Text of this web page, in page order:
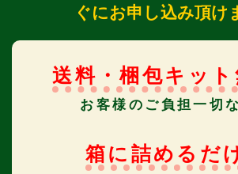
ぐにお申し込み頂け
送料・梱包キット
お客様のご負担一切
箱に詰めるだ